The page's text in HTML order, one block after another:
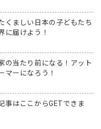
くましい日本の子どもたち
に届けよう！
の当たり前になる！アット
マーになろう！
事はここからGETできま